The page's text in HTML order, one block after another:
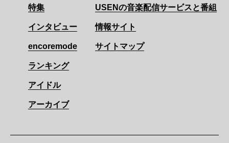
特集
インタビュー
encoremode
ランキング
アイドル
アーカイブ
USENの音楽配信サービスと番組
情報サイト
サイトマップ